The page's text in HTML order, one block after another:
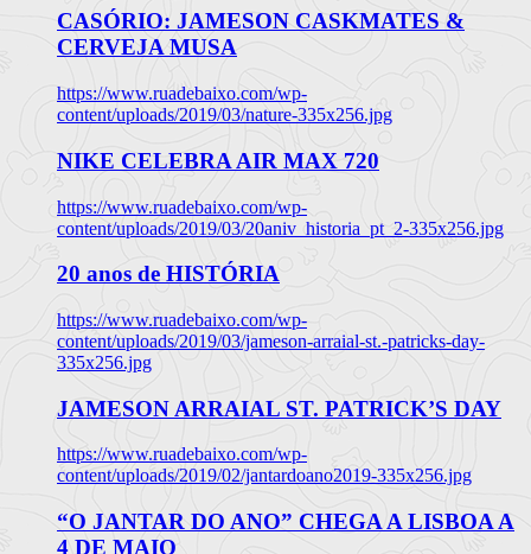
CASÓRIO: JAMESON CASKMATES &
CERVEJA MUSA
https://www.ruadebaixo.com/wp-
content/uploads/2019/03/nature-335x256.jpg
NIKE CELEBRA AIR MAX 720
https://www.ruadebaixo.com/wp-
content/uploads/2019/03/20aniv_historia_pt_2-335x256.jpg
20 anos de HISTÓRIA
https://www.ruadebaixo.com/wp-
content/uploads/2019/03/jameson-arraial-st.-patricks-day-
335x256.jpg
JAMESON ARRAIAL ST. PATRICK’S DAY
https://www.ruadebaixo.com/wp-
content/uploads/2019/02/jantardoano2019-335x256.jpg
“O JANTAR DO ANO” CHEGA A LISBOA A
4 DE MAIO